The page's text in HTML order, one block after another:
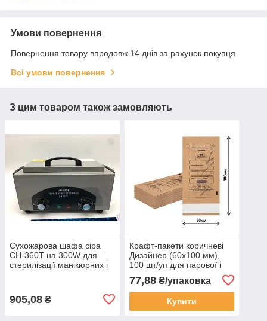
Умови повернення
Повернення товару впродовж 14 днів за рахунок покупця
Всі умови повернення
З цим товаром також замовляють
Сухожарова шафа сіра
CH-360T на 300W для
стерилізації манікюрних і
905,08 ₴
Крафт-пакети коричневі
Дизайнер (60х100 мм),
100 шт/уп для парової і
інструментів
77,88₴/упаковка
Купити